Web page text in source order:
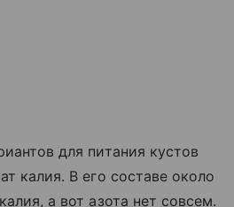
для питания кустов
калия. В его составе около
а вот азота нет совсем.